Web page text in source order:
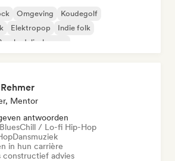
Omgeving
Koudegolf
Elektropop
Indie folk
pop
Mentor
antwoorden
BluesChill / Lo-fi Hip-Hop
Dansmuziek
in hun carrière
constructief advies